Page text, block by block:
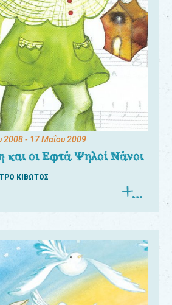
2008- 17 Μαΐου 2009
και οι Εφτά Ψηλοί Νάνοι
ΚΙΒΩΤΟΣ